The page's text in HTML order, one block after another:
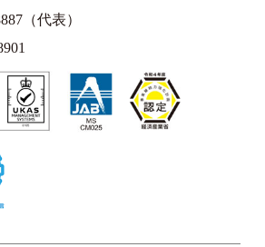
（代表）